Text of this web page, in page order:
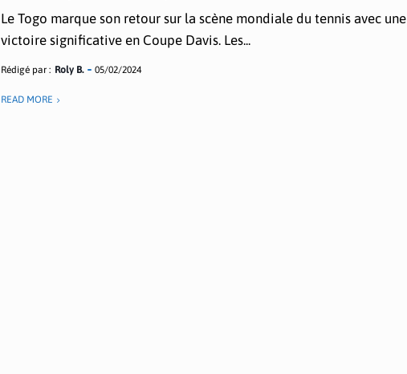
Le Togo marque son retour sur la scène mondiale du tennis avec une
victoire significative en Coupe Davis. Les...
Rédigé par : Roly B. 05/02/2024
READ MORE